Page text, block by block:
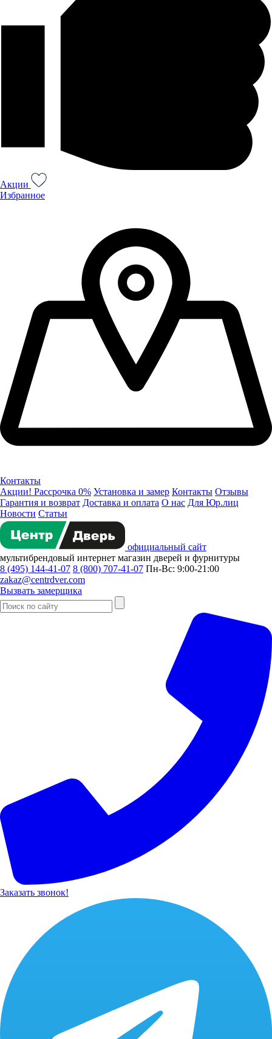
Акции
Избранное
Контакты
Акции! Рассрочка 0% Установка и замер Контакты Отзывы
Гарантия и возврат Доставка и оплата О нас Для Юр.лиц
Новости Статьи
официальный сайт
мультибрендовый интернет магазин дверей и фурнитуры
8 (495) 144-41-07 8 (800) 707-41-07 Пн-Вс: 9:00-21:00
zakaz@centrdver.com
Вызвать замерщика
Заказать звонок!